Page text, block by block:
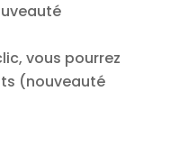
vous pourrez
(nouveauté